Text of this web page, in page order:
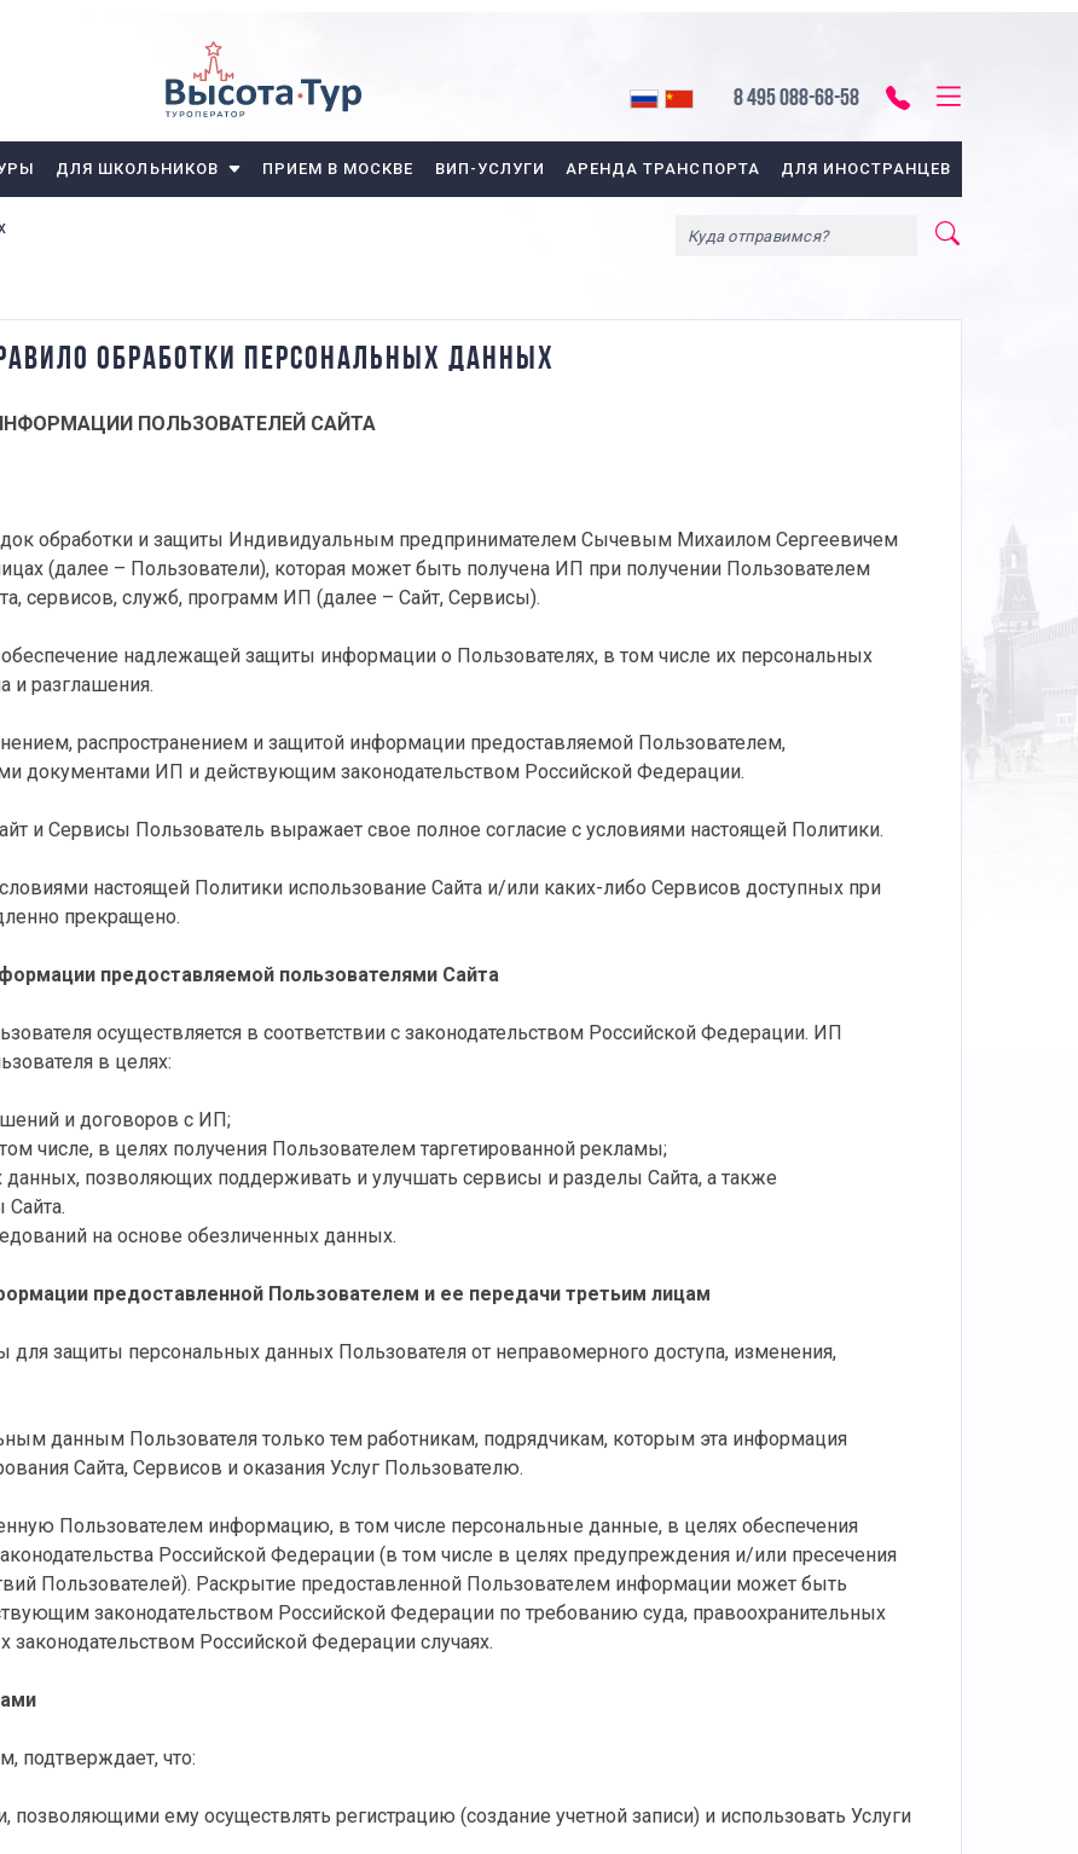
8 495 088-68-58
ДЛЯ ШКОЛЬНИКОВ ПРИЕМ В МОСКВЕ ВИП-УСЛУГИ АРЕНДА ТРАНСПОРТА ДЛЯ ИНОСТРАНЦЕВ
ОБРАБОТКИ ПЕРСОНАЛЬНЫХ ДАННЫХ
ПОЛЬЗОВАТЕЛЕЙ САЙТА
обработки и защиты Индивидуальным предпринимателем Сычевым Михаилом Сергеевичем
(далее – Пользователи), которая может быть получена ИП при получении Пользователем
сервисов, служб, программ ИП (далее – Сайт, Сервисы).
надлежащей защиты информации о Пользователях, в том числе их персональных
и разглашения.
распространением и защитой информации предоставляемой Пользователем,
документами ИП и действующим законодательством Российской Федерации.
и Сервисы Пользователь выражает свое полное согласие с условиями настоящей Политики.
настоящей Политики использование Сайта и/или каких-либо Сервисов доступных при
прекращено.
предоставляемой пользователями Сайта
осуществляется в соответствии с законодательством Российской Федерации. ИП
в целях:
и договоров с ИП;
числе, в целях получения Пользователем таргетированной рекламы;
данных, позволяющих поддерживать и улучшать сервисы и разделы Сайта, а также
на основе обезличенных данных.
предоставленной Пользователем и ее передачи третьим лицам
защиты персональных данных Пользователя от неправомерного доступа, изменения,
данным Пользователя только тем работникам, подрядчикам, которым эта информация
Сайта, Сервисов и оказания Услуг Пользователю.
Пользователем информацию, в том числе персональные данные, в целях обеспечения
Российской Федерации (в том числе в целях предупреждения и/или пресечения
Пользователей). Раскрытие предоставленной Пользователем информации может быть
законодательством Российской Федерации по требованию суда, правоохранительных
Российской Федерации случаях.
подтверждает, что:
ему осуществлять регистрацию (создание учетной записи) и использовать Услуги